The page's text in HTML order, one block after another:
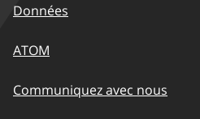
Données
ATOM
Communiquez avec nous